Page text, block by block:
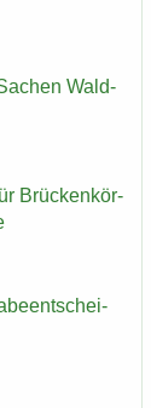
Wald­
Brü­cken­kör­